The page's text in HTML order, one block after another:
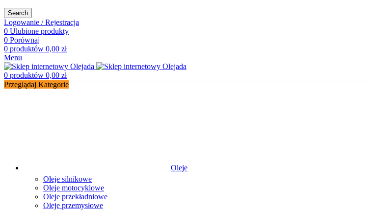
Search
Logowanie / Rejestracja
0 Ulubione produkty
0 Porównaj
0 produktów 0,00 zł
Menu
0 produktów 0,00 zł
Przeglądaj Kategorie
Oleje
Oleje silnikowe
Oleje motocyklowe
Oleje przekładniowe
Oleje przemysłowe